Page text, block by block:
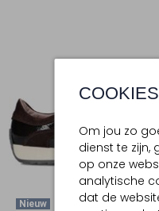
COOKIES
Om jou zo
dienst te zijn,
op onze
analytische
dat de
Nieuw